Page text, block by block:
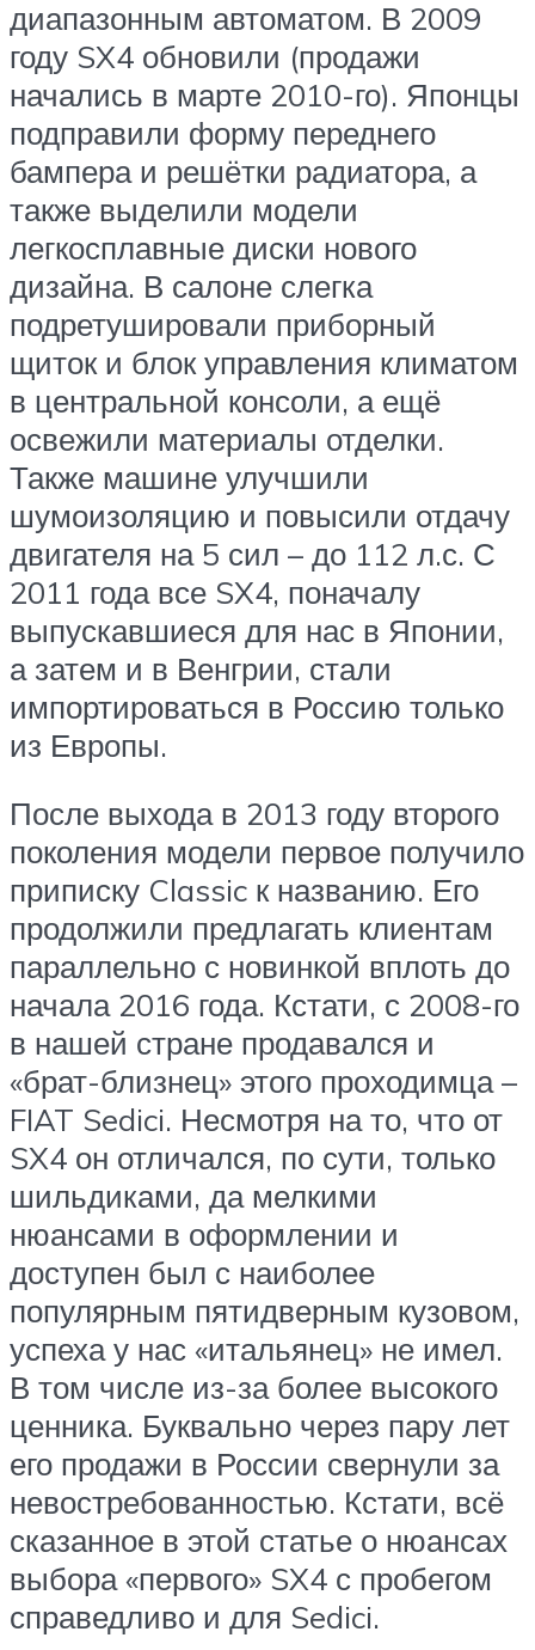
диапазонным автоматом. В 2009
году SX4 обновили (продажи
начались в марте 2010-го). Японцы
подправили форму переднего
бампера и решётки радиатора, а
также выделили модели
легкосплавные диски нового
дизайна. В салоне слегка
подретушировали приборный
щиток и блок управления климатом
в центральной консоли, а ещё
освежили материалы отделки.
Также машине улучшили
шумоизоляцию и повысили отдачу
двигателя на 5 сил – до 112 л.с. С
2011 года все SX4, поначалу
выпускавшиеся для нас в Японии,
а затем и в Венгрии, стали
импортироваться в Россию только
из Европы.
После выхода в 2013 году второго
поколения модели первое получило
приписку Classic к названию. Его
продолжили предлагать клиентам
параллельно с новинкой вплоть до
начала 2016 года. Кстати, с 2008-го
в нашей стране продавался и
«брат-близнец» этого проходимца –
FIAT Sedici. Несмотря на то, что от
SX4 он отличался, по сути, только
шильдиками, да мелкими
нюансами в оформлении и
доступен был с наиболее
популярным пятидверным кузовом,
успеха у нас «итальянец» не имел.
В том числе из-за более высокого
ценника. Буквально через пару лет
его продажи в России свернули за
невостребованностью. Кстати, всё
сказанное в этой статье о нюансах
выбора «первого» SX4 с пробегом
справедливо и для Sedici.